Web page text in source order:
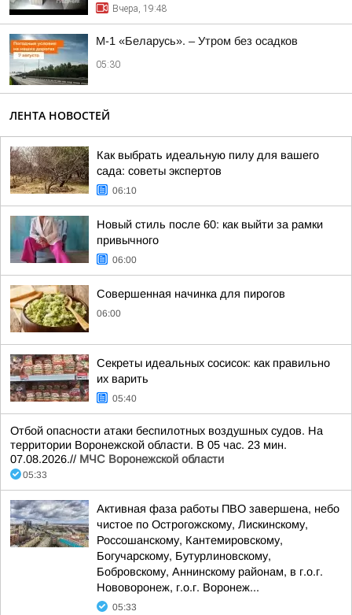
Вчера, 19:48
М-1 «Беларусь». – Утром без осадков
05:30
ЛЕНТА НОВОСТЕЙ
Как выбрать идеальную пилу для вашего
сада: советы экспертов
06:10
Новый стиль после 60: как выйти за рамки
привычного
06:00
Совершенная начинка для пирогов
06:00
Секреты идеальных сосисок: как правильно
их варить
05:40
Отбой опасности атаки беспилотных воздушных судов. На
территории Воронежской области. В 05 час. 23 мин.
07.08.2026.// МЧС Воронежской области
05:33
Активная фаза работы ПВО завершена, небо
чистое по Острогожскому, Лискинскому,
Россошанскому, Кантемировскому,
Богучарскому, Бутурлиновскому,
Бобровскому, Аннинскому районам, в г.о.г.
Нововоронеж, г.о.г. Воронеж...
05:33